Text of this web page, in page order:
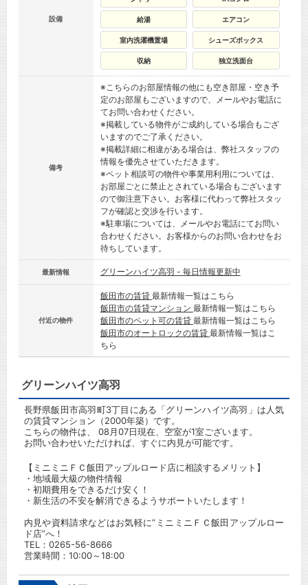
設備 給湯 エアコン
室内洗濯機置場 シューズボックス
収納 独立洗面台
備考
※こちらのお部屋情報の他にも空き部屋・空き予
定のお部屋もございますので、メールやお電話に
てお問い合わせください。
※掲載している物件がご成約している場合もござ
いますのでご了承ください。
※掲載詳細に相違がある場合は、弊社スタッフの
情報を優先させていただきます。
※ペット相談可の物件や事業用利用については、
お部屋ごとに禁止とされている場合もございます
ので御注意下さい。お客様に代わって弊社スタッ
フが確認と交渉を行います。
※駐車場については、メールやお電話にてお問い
合わせください。お客様からのお問い合わせをお
待ちしています。
最新情報 グリーンハイツ高羽 - 毎日情報更新中
付近の物件
飯田市の賃貸 最新情報一覧はこちら
飯田市の賃貸マンション 最新情報一覧はこちら
飯田市のペット可の賃貸 最新情報一覧はこちら
飯田市のオートロックの賃貸 最新情報一覧はこ
ちら
グリーンハイツ高羽
長野県飯田市高羽町3丁目にある「グリーンハイツ高羽」は人気
の賃貸マンション（2000年築）です。
こちらの物件は、 08月07日現在、空室が1室ございます。
お問い合わせいただければ、すぐに内見が可能です。
【ミニミニＦＣ飯田アップルロード店に相談するメリット】
・地域最大級の物件情報
・初期費用をできるだけ安く！
・新生活の不安を解消できるようサポートいたします！
内見や資料請求などはお気軽に”ミニミニＦＣ飯田アップルロー
ド店”へ！
TEL： 0265-56-8666
営業時間：10:00～18:00